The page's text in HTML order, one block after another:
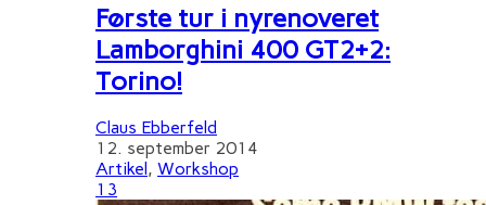
Første tur i nyrenoveret
Lamborghini 400 GT2+2:
Torino!
Claus Ebberfeld
12. september 2014
Artikel , Workshop
13